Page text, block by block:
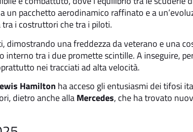
pacchetto aerodinamico raffinato e a
tra i costruttori che tra i piloti.
dimostrando una freddezza da veterano e una
interno tra i due promette scintille. A inseguire,
nei tracciati ad alta velocità.
Hamilton ha acceso gli entusiasmi dei tifosi
dietro anche allaMercedes, che ha trovato